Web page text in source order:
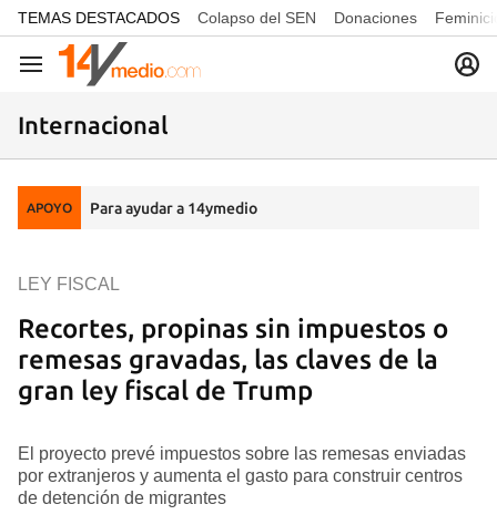
common.go-to-content
TEMAS DESTACADOS Colapso del SEN Donaciones
Navegación
Internacional
APOYO Para ayudar a 14ymedio
Recortes, propinas sin impuestos o
remesas gravadas, las claves de la
gran ley fiscal de Trump
LEY FISCAL
El proyecto prevé impuestos sobre las remesas enviadas
por extranjeros y aumenta el gasto para construir centros
de detención de migrantes